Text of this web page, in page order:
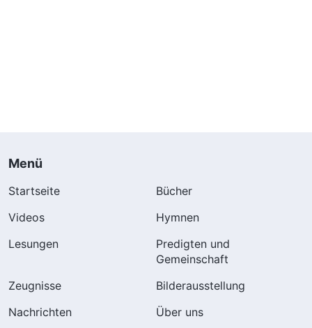
Menü
Startseite
Bücher
Videos
Hymnen
Lesungen
Predigten und
Gemeinschaft
Zeugnisse
Bilderausstellung
Nachrichten
Über uns